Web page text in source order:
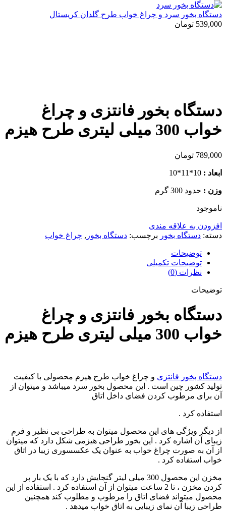
دستگاه بخور سرد و چراغ خواب طرح گلدان کریستال
539,000 تومان
دستگاه بخور فانتزی و چراغ
خواب 300 میلی لیتری طرح هیزم
789,000 تومان
ابعاد :
وزن : حدود 300 گرم
ناموجود
افزودن به علاقه مندی
دسته: دستگاه بخور برچسب: دستگاه بخور , چراغ خواب
توضیحات
توضیحات تکمیلی
نظرات (0)
توضیحات
دستگاه بخور فانتزی و چراغ
خواب 300 میلی لیتری طرح هیزم
دستگاه بخور فانتزی و چراغ خواب طرح هیزم محصولی با کیفیت
تولید کشور چین است . این محصول بخور سرد میباشد و میتوان از
آن برای مرطوب کردن فضای داخل اتاق
استفاده کرد .
از دیگر ویژگی های این محصول میتوان به طراحی بی نظیر و فرم
زیبای آن اشاره کرد . این بخور طراحی هیزمی شکل دارد که میتوان
از آن به صورت چراغ خواب به عنوان یک عکسسوری زیبا در اتاق
خواب استفاده کرد .
مخزن این محصول 300 میلی لیتر گنجایش دارد که با یک بار پر
کردن مخزن ، تا 2 ساعت میتوان از آن استفاده کرد . استفاده از این
محصول میتواند فضای اتاق را مرطوب و مطلوب کند همچنین
طراحی زیبا آن نمای زیبایی به اتاق خواب میدهد .